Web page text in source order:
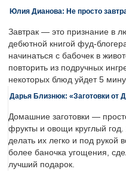
Юлия Дианова: Не просто
Завтрак — это признание в
дебютной книгой фуд-
начинаться с бабочек в
повторить из подручных
некоторых блюд уйдет 5
Дарья Близнюк: «Заготовки от
Домашние заготовки —
фрукты и овощи круглый
делать их легко и под рукой
более баночка угощения,
лучший подарок.